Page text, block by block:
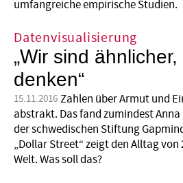
umfangreiche empirische Studien.
Datenvisualisierung
„Wir sind
denken“
15.11.2016 Zahlen über Armut und
abstrakt. Das fand zumindest
der schwedischen Stiftung
„Dollar Street“ zeigt den Alltag von
Welt. Was soll das?